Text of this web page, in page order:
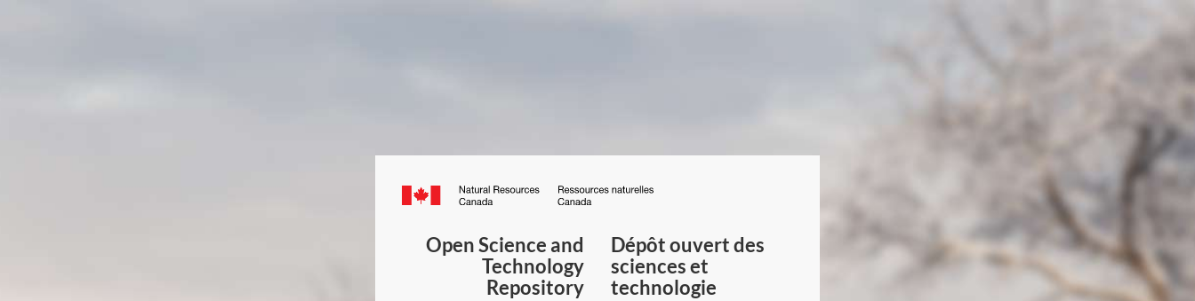
Canada.ca
du
Canada
Open Science and
Technology
Repository
Dépôt ouvert des
sciences et
technologie